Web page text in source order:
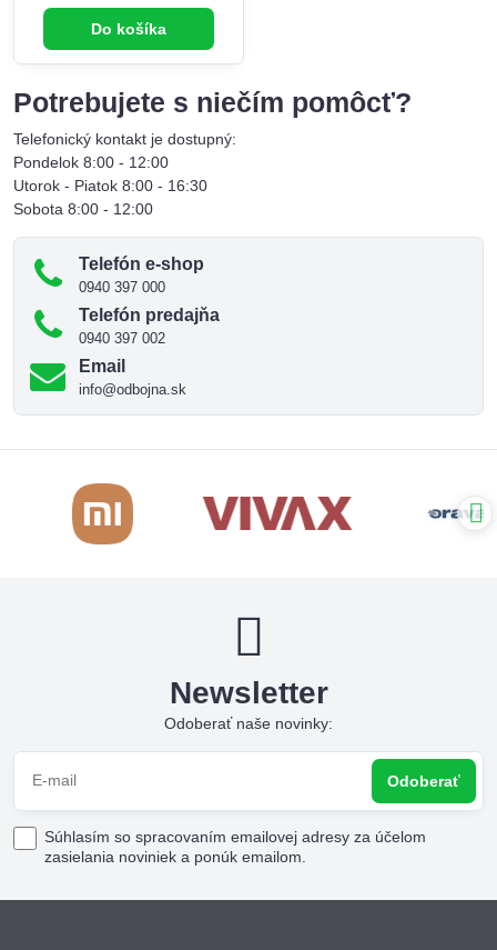
Do košíka
Potrebujete s niečím pomôcť?
Telefonický kontakt je dostupný:
Pondelok 8:00 - 12:00
Utorok - Piatok 8:00 - 16:30
Sobota 8:00 - 12:00
Telefón e-shop
0940 397 000
Telefón predajňa
0940 397 002
Email
info@odbojna.sk
Newsletter
Odoberať naše novinky:
Odoberať
Súhlasím so spracovaním emailovej adresy za účelom
zasielania noviniek a ponúk emailom.